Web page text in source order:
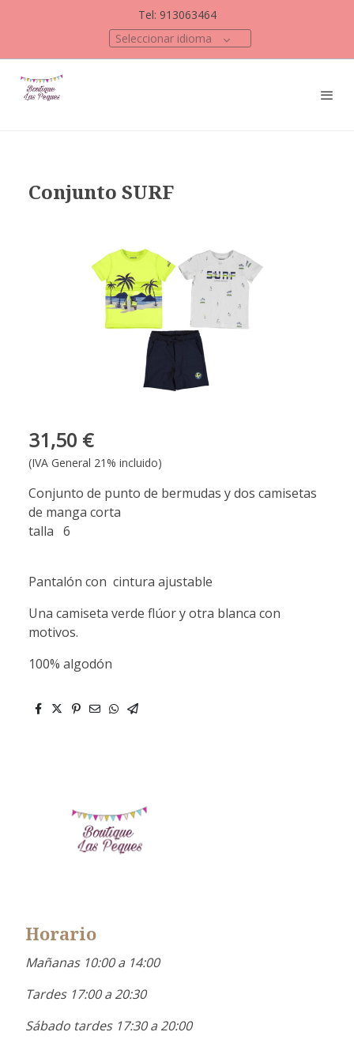
Tel: 913063464
Seleccionar idioma
Conjunto SURF
31,50 €
(IVA General 21% incluido)
Conjunto de punto de bermudas y dos camisetas
de manga corta
talla 6
Pantalón con cintura ajustable
Una camiseta verde flúor y otra blanca con
motivos.
100% algodón
Horario
Mañanas 10:00 a 14:00
Tardes 17:00 a 20:30
Sábado tardes 17:30 a 20:00